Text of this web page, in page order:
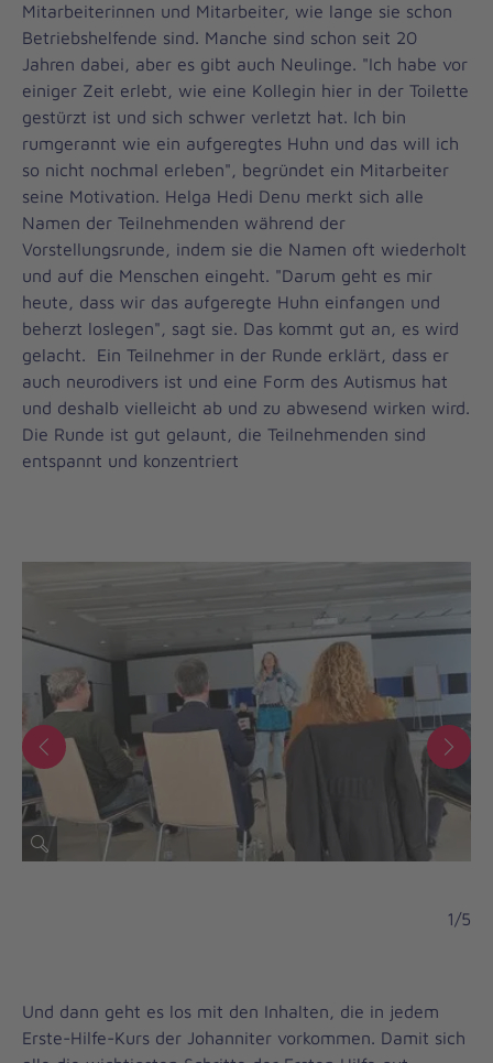
Mitarbeiterinnen und Mitarbeiter, wie lange sie schon
Betriebshelfende sind. Manche sind schon seit 20
Jahren dabei, aber es gibt auch Neulinge. "Ich habe vor
einiger Zeit erlebt, wie eine Kollegin hier in der Toilette
gestürzt ist und sich schwer verletzt hat. Ich bin
rumgerannt wie ein aufgeregtes Huhn und das will ich
so nicht nochmal erleben", begründet ein Mitarbeiter
seine Motivation. Helga Hedi Denu merkt sich alle
Namen der Teilnehmenden während der
Vorstellungsrunde, indem sie die Namen oft wiederholt
und auf die Menschen eingeht. "Darum geht es mir
heute, dass wir das aufgeregte Huhn einfangen und
beherzt loslegen", sagt sie. Das kommt gut an, es wird
gelacht. Ein Teilnehmer in der Runde erklärt, dass er
auch neurodivers ist und eine Form des Autismus hat
und deshalb vielleicht ab und zu abwesend wirken wird.
Die Runde ist gut gelaunt, die Teilnehmenden sind
entspannt und konzentriert
1/5
Und dann geht es los mit den Inhalten, die in jedem
Erste-Hilfe-Kurs der Johanniter vorkommen. Damit sich